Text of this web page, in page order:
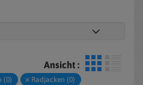
Ansicht :
(0) Radjacken (0)